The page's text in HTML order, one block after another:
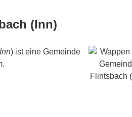
(Inn)
) ist eine Gemeinde